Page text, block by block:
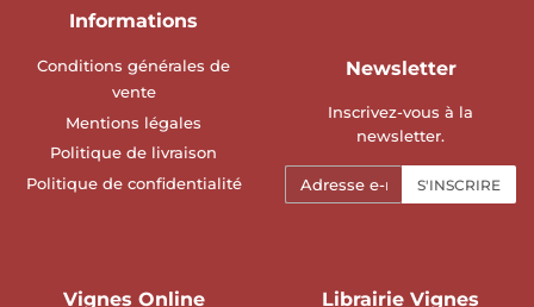
Informations
Conditions générales de
vente
Mentions légales
Politique de livraison
Politique de confidentialité
Newsletter
Inscrivez-vous à la
newsletter.
mails
S'INSCRIRE
Librairie Vignes
Vignes Online